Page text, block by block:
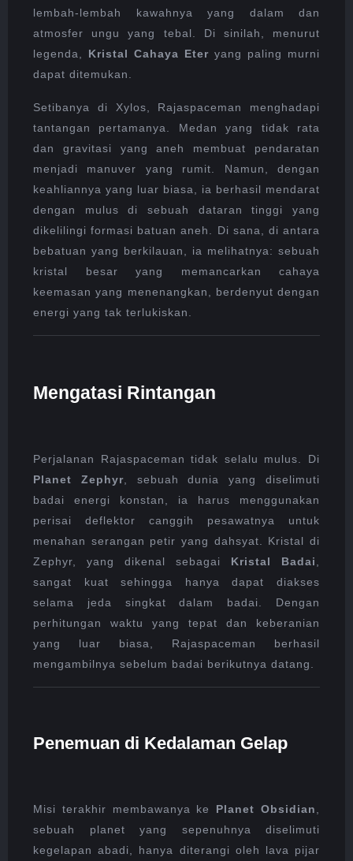
lembah-lembah kawahnya yang dalam dan
atmosfer ungu yang tebal. Di sinilah, menurut
legenda, Kristal Cahaya Eter yang paling murni
dapat ditemukan.
Setibanya di Xylos, Rajaspaceman menghadapi
tantangan pertamanya. Medan yang tidak rata
dan gravitasi yang aneh membuat pendaratan
menjadi manuver yang rumit. Namun, dengan
keahliannya yang luar biasa, ia berhasil mendarat
dengan mulus di sebuah dataran tinggi yang
dikelilingi formasi batuan aneh. Di sana, di antara
bebatuan yang berkilauan, ia melihatnya: sebuah
kristal besar yang memancarkan cahaya
keemasan yang menenangkan, berdenyut dengan
energi yang tak terlukiskan.
Mengatasi Rintangan
Perjalanan Rajaspaceman tidak selalu mulus. Di
Planet Zephyr, sebuah dunia yang diselimuti
badai energi konstan, ia harus menggunakan
perisai deflektor canggih pesawatnya untuk
menahan serangan petir yang dahsyat. Kristal di
Zephyr, yang dikenal sebagai Kristal Badai,
sangat kuat sehingga hanya dapat diakses
selama jeda singkat dalam badai. Dengan
perhitungan waktu yang tepat dan keberanian
yang luar biasa, Rajaspaceman berhasil
mengambilnya sebelum badai berikutnya datang.
Penemuan di Kedalaman Gelap
Misi terakhir membawanya ke Planet Obsidian,
sebuah planet yang sepenuhnya diselimuti
kegelapan abadi, hanya diterangi oleh lava pijar